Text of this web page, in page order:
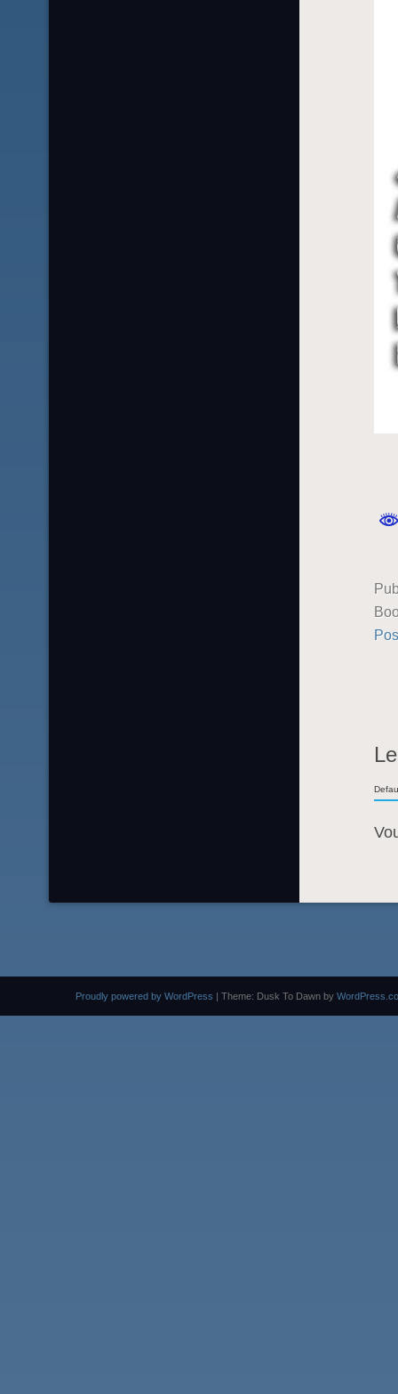
Proudly powered by WordPress | Theme: Dusk To Dawn by